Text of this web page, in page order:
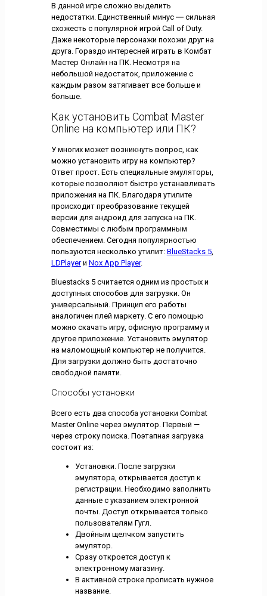
В данной игре сложно выделить
недостатки. Единственный минус ― сильная
схожесть с популярной игрой Call of Duty.
Даже некоторые персонажи похожи друг на
друга. Гораздо интересней играть в Комбат
Мастер Онлайн на ПК. Несмотря на
небольшой недостаток, приложение с
каждым разом затягивает все больше и
больше.
Как установить Combat Master
Online на компьютер или ПК?
У многих может возникнуть вопрос, как
можно установить игру на компьютер?
Ответ прост. Есть специальные эмуляторы,
которые позволяют быстро устанавливать
приложения на ПК. Благодаря утилите
происходит преобразование текущей
версии для андроид для запуска на ПК.
Совместимы с любым программным
обеспечением. Сегодня популярностью
пользуются несколько утилит: BlueStacks 5,
LDPlayerи Nox App Player.
Bluestacks 5 считается одним из простых и
доступных способов для загрузки. Он
универсальный. Принцип его работы
аналогичен плей маркету. С его помощью
можно скачать игру, офисную программу и
другое приложение. Установить эмулятор
на маломощный компьютер не получится.
Для загрузки должно быть достаточно
свободной памяти.
Способы установки
Всего есть два способа установки Combat
Master Online через эмулятор. Первый —
через строку поиска. Поэтапная загрузка
состоит из:
Установки. После загрузки
эмулятора, открывается доступ к
регистрации. Необходимо заполнить
данные с указанием электронной
почты. Доступ открывается только
пользователям Гугл.
Двойным щелчком запустить
эмулятор.
Сразу откроется доступ к
электронному магазину.
В активной строке прописать нужное
название.